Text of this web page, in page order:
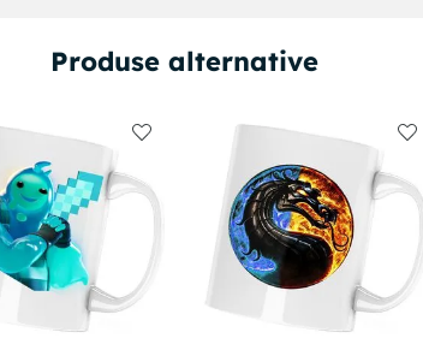
Produse alternative